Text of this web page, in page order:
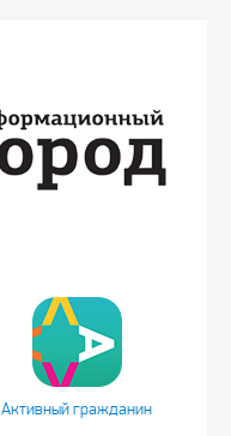
Активный гражданин